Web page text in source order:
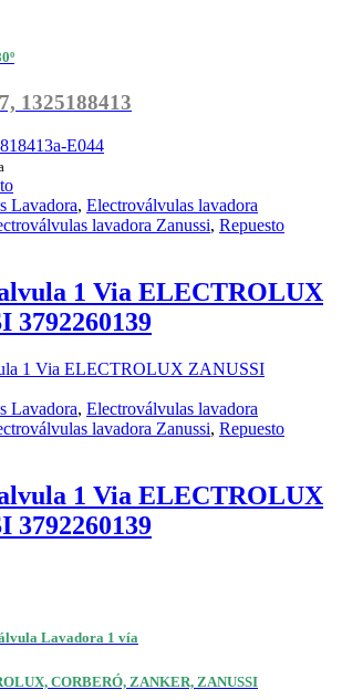
1325188413
E044
Lavadora, Electroválvulas lavadora
lavadora Zanussi, Repuesto
1 Via ELECTROLUX
3792260139
Lavadora, Electroválvulas lavadora
lavadora Zanussi, Repuesto
1 Via ELECTROLUX
3792260139
Lavadora 1 vía
CORBERÓ, ZANKER, ZANUSSI